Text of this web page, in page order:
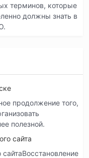
терминов, которые
должны знать в
продолжение того,
полезной.
сайта